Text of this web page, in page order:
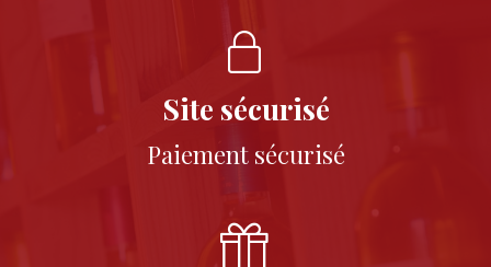
Site sécurisé
Paiement sécurisé